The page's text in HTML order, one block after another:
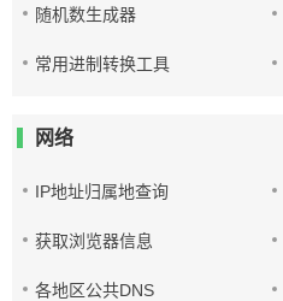
随机数生成器
常用进制转换工具
网络
IP地址归属地查询
获取浏览器信息
各地区公共DNS